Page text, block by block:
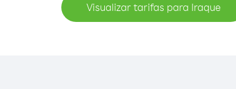
Visualizar tarifas para Iraque